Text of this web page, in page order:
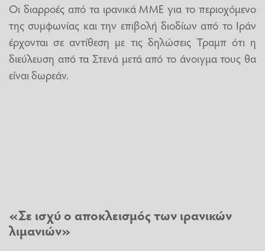
Οι διαρροές από τα ιρανικά ΜΜΕ για το περιοχόμενο
της συμφωνίας και την επιβολή διοδίων από το Ιράν
έρχονται σε αντίθεση με τις δηλώσεις Τραμπ ότι η
διεύλευση από τα Στενά μετά από το άνοιγμα τους θα
είναι δωρεάν.
«Σε ισχύ ο αποκλεισμός των ιρανικών
λιμανιών»